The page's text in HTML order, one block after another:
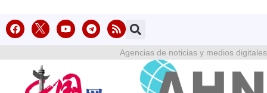
Agencias de noticias y medios digitales